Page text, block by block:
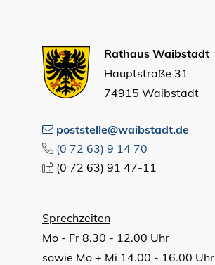
Rathaus Waibstadt
Hauptstraße 31
74915 Waibstadt
poststelle@waibstadt.de
(0 72 63) 9 14 70
(0 72 63) 91 47-11
Sprechzeiten
Mo - Fr 8.30 - 12.00 Uhr
sowie Mo + Mi 14.00 - 16.00 Uhr